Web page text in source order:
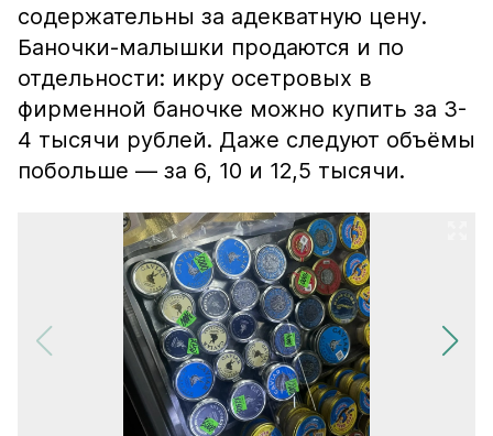
содержательны за адекватную цену.
Баночки-малышки продаются и по
отдельности: икру осетровых в
фирменной баночке можно купить за 3-
4 тысячи рублей. Даже следуют объёмы
побольше — за 6, 10 и 12,5 тысячи.